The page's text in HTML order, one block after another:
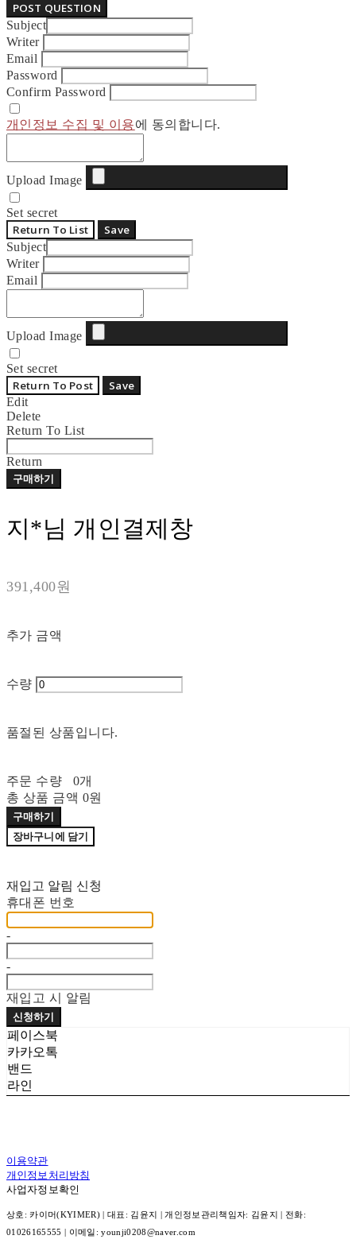
POST QUESTION
Subject
Writer
Email
Password
Confirm Password
개인정보 수집 및 이용에 동의합니다.
Upload Image
Set secret
Return To List Save
Subject
Writer
Email
Upload Image
Set secret
Return To Post Save
Edit
Delete
Return To List
Return
구매하기
지*님 개인결제창
391,400원
추가 금액
수량
품절된 상품입니다.
주문 수량
0개
총 상품 금액 0원
구매하기
장바구니에 담기
재입고 알림 신청
휴대폰 번호
-
-
재입고 시 알림
신청하기
페이스북
카카오톡
밴드
라인
이용약관
개인정보처리방침
사업자정보확인
상호: 카이머(KYIMER) | 대표: 김윤지 | 개인정보관리책임자: 김윤지 | 전화:
01026165555 | 이메일: younji0208@naver.com